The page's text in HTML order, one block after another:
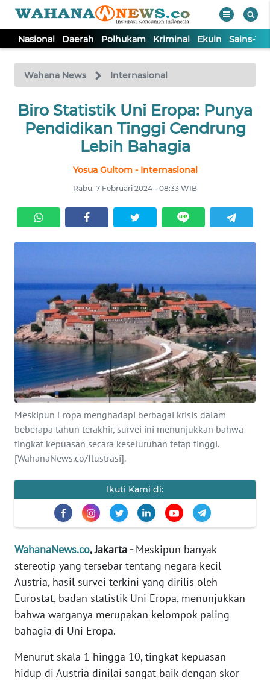
Nasional Daerah Polhukam Kriminal Ekuin Sains-
Wahana News Internasional
Biro Statistik Uni Eropa: Punya
Pendidikan Tinggi Cendrung
Lebih Bahagia
Yosua Gultom - Internasional
Rabu, 7 Februari 2024 - 08:33 WIB
Meskipun Eropa menghadapi berbagai krisis dalam
beberapa tahun terakhir, survei ini menunjukkan bahwa
tingkat kepuasan secara keseluruhan tetap tinggi.
[WahanaNews.co/Ilustrasi].
Ikuti Kami di:
WahanaNews.co, Jakarta -Meskipun banyak
stereotip yang tersebar tentang negara kecil
Austria, hasil survei terkini yang dirilis oleh
Eurostat, badan statistik Uni Eropa, menunjukkan
bahwa warganya merupakan kelompok paling
bahagia di Uni Eropa.
Menurut skala 1 hingga 10, tingkat kepuasan
hidup di Austria dinilai sangat baik dengan skor
TV
Tutup
NASIONAL
KRIMINAL
EKUIN
KESEHATAN
INTERNASIONAL
SERBA-SERBI
PENDIDIKAN
OLAHRAGA
OPINI
EDITORIAL
Informasi
INDEKS
BERITA
KONTAK
KAMI
INFO
IKLAN